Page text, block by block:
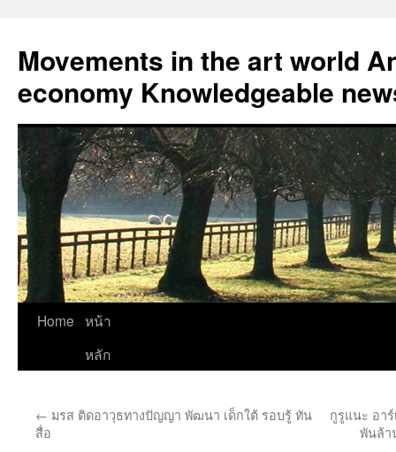
content
Movements in the art world
economy Knowledgeable
Home หน้า
หลัก
← มรส ติดอาวุธทางปัญญา พัฒนา เด็กใต้ รอบรู้ ทัน
สื่อ
กูรูแนะ อา
พันล้า